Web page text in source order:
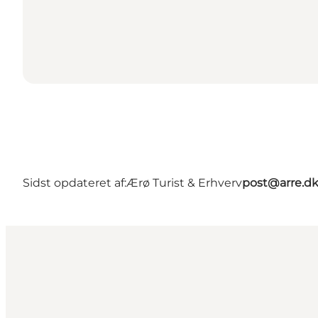
Sidst opdateret af:Ærø Turist & Erhvervpost@arre.dk